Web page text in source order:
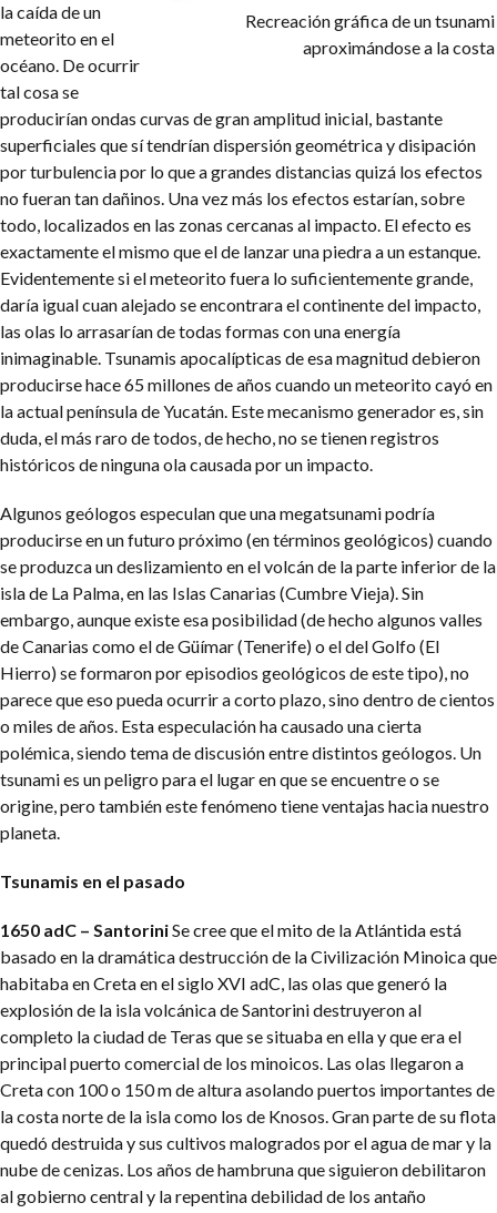
Recreación gráfica de un tsunami
aproximándose a la costa
la caída de un
meteorito en el
océano. De ocurrir
tal cosa se
producirían ondas curvas de gran amplitud inicial, bastante
superficiales que sí tendrían dispersión geométrica y disipación
por turbulencia por lo que a grandes distancias quizá los efectos
no fueran tan dañinos. Una vez más los efectos estarían, sobre
todo, localizados en las zonas cercanas al impacto. El efecto es
exactamente el mismo que el de lanzar una piedra a un estanque.
Evidentemente si el meteorito fuera lo suficientemente grande,
daría igual cuan alejado se encontrara el continente del impacto,
las olas lo arrasarían de todas formas con una energía
inimaginable. Tsunamis apocalípticas de esa magnitud debieron
producirse hace 65 millones de años cuando un meteorito cayó en
la actual península de Yucatán. Este mecanismo generador es, sin
duda, el más raro de todos, de hecho, no se tienen registros
históricos de ninguna ola causada por un impacto.
Algunos geólogos especulan que una megatsunami podría
producirse en un futuro próximo (en términos geológicos) cuando
se produzca un deslizamiento en el volcán de la parte inferior de la
isla de La Palma, en las Islas Canarias (Cumbre Vieja). Sin
embargo, aunque existe esa posibilidad (de hecho algunos valles
de Canarias como el de Güímar (Tenerife) o el del Golfo (El
Hierro) se formaron por episodios geológicos de este tipo), no
parece que eso pueda ocurrir a corto plazo, sino dentro de cientos
o miles de años. Esta especulación ha causado una cierta
polémica, siendo tema de discusión entre distintos geólogos. Un
tsunami es un peligro para el lugar en que se encuentre o se
origine, pero también este fenómeno tiene ventajas hacia nuestro
planeta.
Tsunamis en el pasado
1650 adC – SantoriniSe cree que el mito de la Atlántida está
basado en la dramática destrucción de la Civilización Minoica que
habitaba en Creta en el siglo XVI adC, las olas que generó la
explosión de la isla volcánica de Santorini destruyeron al
completo la ciudad de Teras que se situaba en ella y que era el
principal puerto comercial de los minoicos. Las olas llegaron a
Creta con 100 o 150 m de altura asolando puertos importantes de
la costa norte de la isla como los de Knosos. Gran parte de su flota
quedó destruida y sus cultivos malogrados por el agua de mar y la
nube de cenizas. Los años de hambruna que siguieron debilitaron
al gobierno central y la repentina debilidad de los antaño